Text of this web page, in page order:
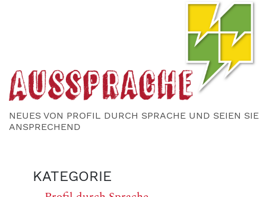
NEUES VON PROFIL DURCH SPRACHE UND SEIEN SIE
ANSPRECHEND
KATEGORIE